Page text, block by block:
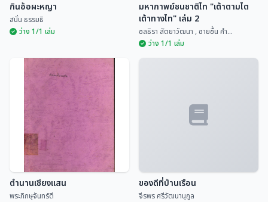
กินอ้อผะหญา
สนั่น ธรรมธิ
ว่าง 1/1 เล่ม
มหากาพย์ชนชาติไท "เต้าตามไต
เต้าทางไท" เล่ม 2
ชลธิรา สัตยาวัฒนา , ชายชื้น คำ...
ว่าง 1/1 เล่ม
ตำนานเชียงแสน
พระภิกษุจันทร์ดี
ของดีที่บ้านเรือน
จีรพร ศรีวัฒนานุกูล